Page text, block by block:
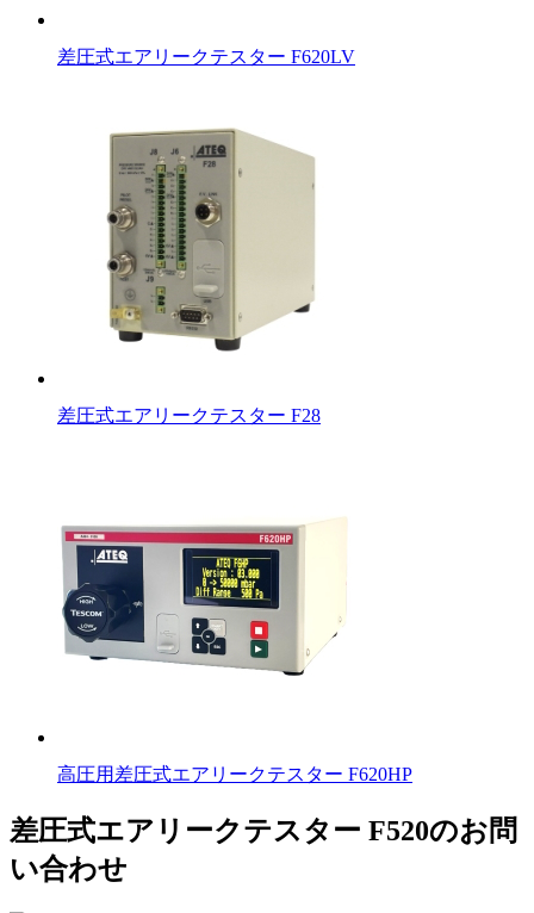
差圧式エアリークテスター F620LV
差圧式エアリークテスター F28
高圧用差圧式エアリークテスター F620HP
差圧式エアリークテスター F520のお問
い合わせ